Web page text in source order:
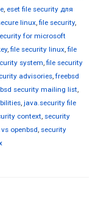
eset file security для
linux file security,
for microsoft
, file security linux file
system file security
advisories freebsd
security mailing list
java.security file
context security
openbsd security